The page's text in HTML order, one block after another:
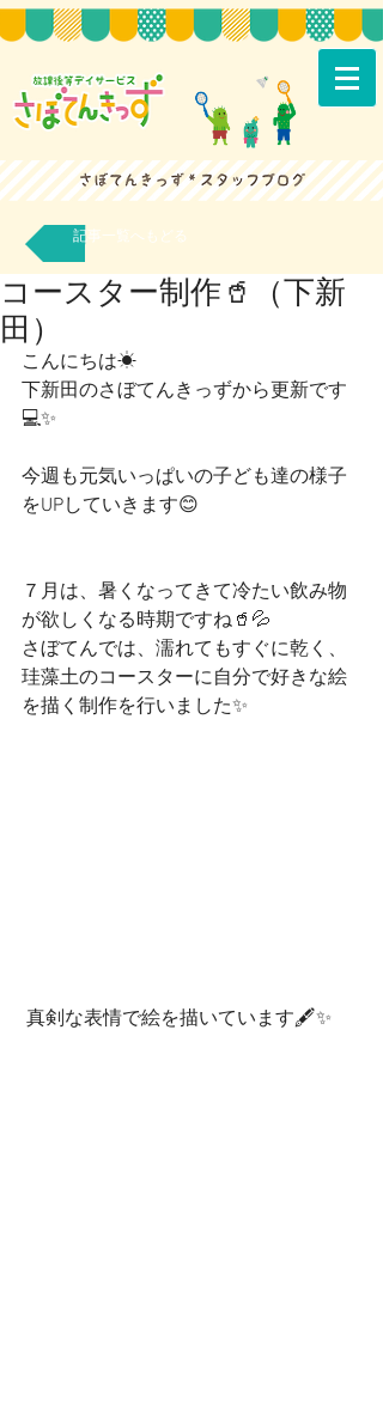
記事一覧へもどる
コースター制作🥤（下新
田）
こんにちは☀
下新田のさぼてんきっずから更新です
💻✨
今週も元気いっぱいの子ども達の様子
をUPしていきます😊
７月は、暑くなってきて冷たい飲み物
が欲しくなる時期ですね🥤💦
さぼてんでは、濡れてもすぐに乾く、
珪藻土のコースターに自分で好きな絵
を描く制作を行いました✨
真剣な表情で絵を描いています🖋✨